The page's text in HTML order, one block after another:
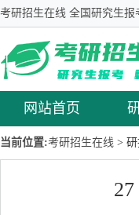
考研招生在线 全国研究生
网站首页
当前位置:考研招生在线 >